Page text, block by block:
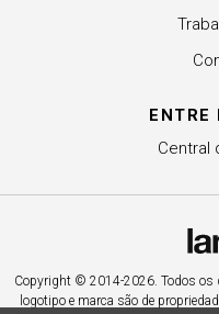
ENTRE
Central
Copyright © 2014-2026. Todos os
logotipo e marca são de